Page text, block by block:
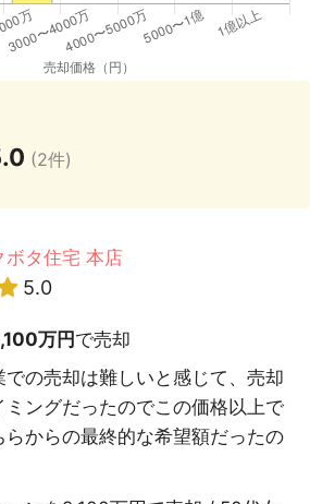
(2件)
ボタ住宅 本店
5.0
万円で売却
の売却は難しいと感じて、売却
ングだったのでこの価格以上で
からの最終的な希望額だったの